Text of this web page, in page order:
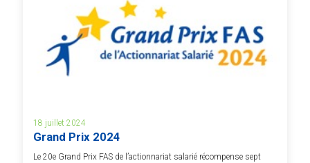
18 juillet 2024
Grand Prix 2024
Le 20e Grand Prix FAS de l’actionnariat salarié récompense sept